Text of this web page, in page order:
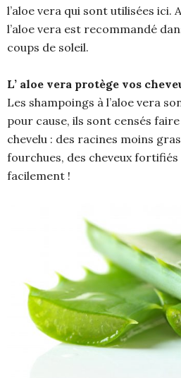
l’aloe vera qui sont utilisées
l’aloe vera est recommandé
coups de soleil.
L’ aloe vera protège vos
Les shampoings à l’aloe vera
pour cause, ils sont censés
chevelu : des racines moins
fourchues, des cheveux
facilement !